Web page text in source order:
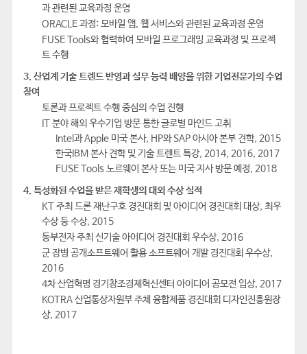
과 관련된 교육과정 운영
ORACLE 과정: 모바일 앱, 웹 서비스와 관련된 교육과정 운영
FUSE Tools와 협력하여 모바일 프로그래밍 교육과정 및 프로젝
트 수행
3. 산업계 기술 트렌드 반영과 실무 능력 배양을 위한 기업전문가의 수업
참여
토론과 프로젝트 수행 중심의 수업 진행
IT 분야 해외 우수기업 방문 통한 글로벌 마인드 고취
Intel과 Apple 미국 본사, HP와 SAP 아시아 본부 견학, 2015
한국IBM 본사 견학 및 기술 트렌트 특강, 2014, 2016, 2017
FUSE Tools 노르웨이 본사 또는 미국 지사 방문 예정, 2018
4. 특성화된 수업을 받은 재학생의 대외 수상 실적
KT 주최 드론 재난구호 경진대회 및 아이디어 경진대회 대상, 최우
수상 등 수상, 2015
동부전자 주최 신기술 아이디어 경진대회 우수상, 2016
군 장병 공개소프트웨어 활용 소프트웨어 개발 경진대회 우수상,
2016
4차 산업혁명 경기창조경제혁신센터 아이디어 공모전 입상, 2017
KOTRA 산업통상자원부 주체 융합제품 경진대회 디자인진흥원장
상, 2017